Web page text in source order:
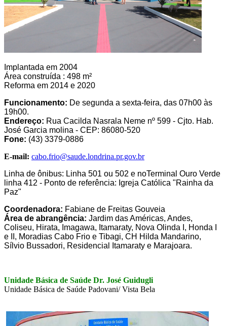
Implantada em 2004
Área construída : 498 m²
Reforma em 2014 e 2020
Funcionamento: De segunda a sexta-feira, das 07h00 às
19h00.
Endereço: Rua Cacilda Nasrala Neme nº 599 - Cjto. Hab.
José Garcia molina - CEP: 86080-520
Fone: (43) 3379-0886
E-mail: cabo.frio@saude.londrina.pr.gov.br
Linha de ônibus: Linha 501 ou 502 e noTerminal Ouro Verde
linha 412 - Ponto de referência: Igreja Católica "Rainha da
Paz"
Coordenadora: Fabiane de Freitas Gouveia
Área de abrangência: Jardim das Américas, Andes,
Coliseu, Hirata, Imagawa, Itamaraty, Nova Olinda I, Honda I
e II, Moradias Cabo Frio e Tibagi, CH Hilda Mandarino,
Sílvio Bussadori, Residencial Itamaraty e Marajoara.
Unidade Básica de Saúde Dr. José Guidugli
Unidade Básica de Saúde Padovani/ Vista Bela